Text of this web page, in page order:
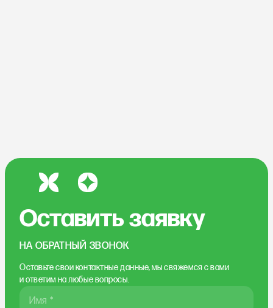
Оставить заявку
НА ОБРАТНЫЙ ЗВОНОК
Оставьте свои контактные данные, мы свяжемсяс вами
и ответим на любые вопросы.
Имя *